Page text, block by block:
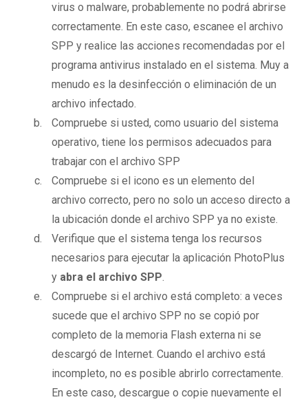
virus o malware, probablemente no podrá abrirse
correctamente. En este caso, escanee el archivo
SPP y realice las acciones recomendadas por el
programa antivirus instalado en el sistema. Muy a
menudo es la desinfección o eliminación de un
archivo infectado.
Compruebe si usted, como usuario del sistema
operativo, tiene los permisos adecuados para
trabajar con el archivo SPP
Compruebe si el icono es un elemento del
archivo correcto, pero no solo un acceso directo a
la ubicación donde el archivo SPP ya no existe.
Verifique que el sistema tenga los recursos
necesarios para ejecutar la aplicación PhotoPlus
y abra el archivo SPP.
Compruebe si el archivo está completo: a veces
sucede que el archivo SPP no se copió por
completo de la memoria Flash externa ni se
descargó de Internet. Cuando el archivo está
incompleto, no es posible abrirlo correctamente.
En este caso, descargue o copie nuevamente el